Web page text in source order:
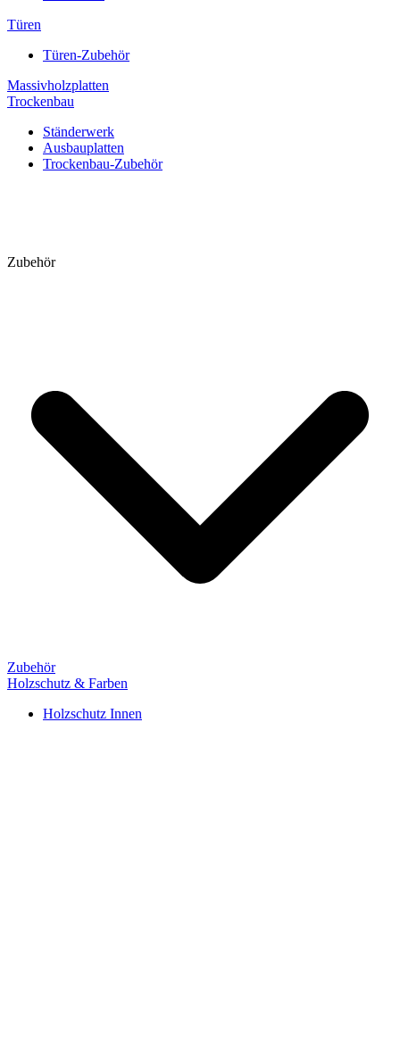
Türen
Türen-Zubehör
Massivholzplatten
Trockenbau
Ständerwerk
Ausbauplatten
Trockenbau-Zubehör
Zubehör
Zubehör
Holzschutz & Farben
Holzschutz Innen